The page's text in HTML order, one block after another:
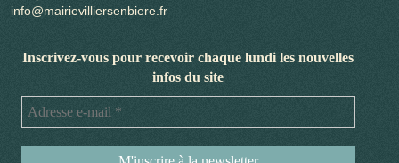
info@mairievilliersenbiere.fr
Inscrivez-vous pour recevoir chaque lundi les nouvelles
infos du site
*